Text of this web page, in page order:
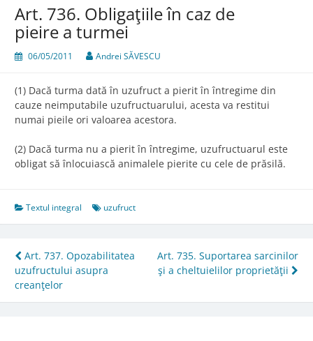
Art. 736. Obligaţiile în caz de
pieire a turmei
06/05/2011 Andrei SĂVESCU
(1) Dacă turma dată în uzufruct a pierit în întregime din
cauze neimputabile uzufructuarului, acesta va restitui
numai pieile ori valoarea acestora.
(2) Dacă turma nu a pierit în întregime, uzufructuarul este
obligat să înlocuiască animalele pierite cu cele de prăsilă.
Textul integral uzufruct
Post
navigation
Art. 737. Opozabilitatea
uzufructului asupra
creanţelor
Art. 735. Suportarea sarcinilor
şi a cheltuielilor proprietăţii